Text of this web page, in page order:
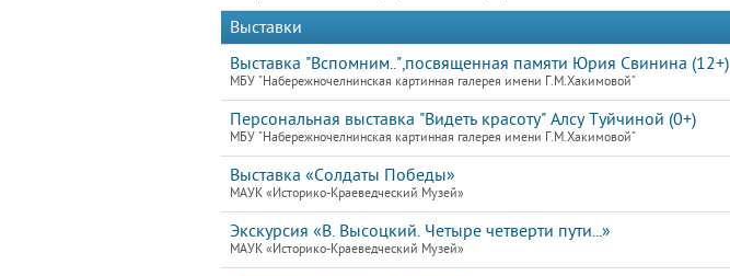
Выставки
Выставка "Вспомним..",посвященная памяти Юрия Свинина (12+)
МБУ "Набережночелнинская картинная галерея имени Г.М.Хакимовой"
Персональная выставка "Видеть красоту" Алсу Туйчиной (0+)
МБУ "Набережночелнинская картинная галерея имени Г.М.Хакимовой"
Выставка «Солдаты Победы»
МАУК «Историко-Краеведческий Музей»
Экскурсия «В. Высоцкий. Четыре четверти пути...»
МАУК «Историко-Краеведческий Музей»